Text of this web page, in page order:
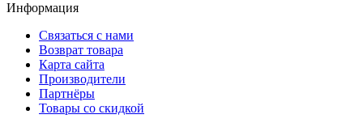
Информация
Связаться с нами
Возврат товара
Карта сайта
Производители
Партнёры
Товары со скидкой